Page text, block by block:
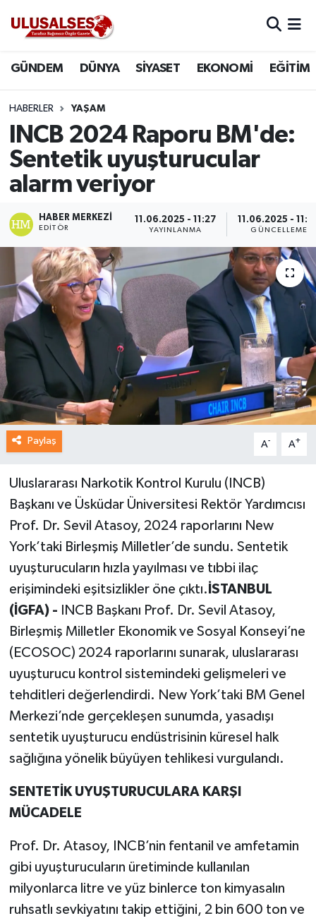
GÜNDEM DÜNYA SİYASET EKONOMİ EĞİTİM
HABERLER YAŞAM
INCB 2024 Raporu BM'de:
Sentetik uyuşturucular
alarm veriyor
HABER MERKEZI
EDITÖR
11.06.2025 - 11:27
YAYINLANMA
11.06.2025 -
GÜNCELLEME
Paylaş A- A+
Uluslararası Narkotik Kontrol Kurulu (INCB)
Başkanı ve Üsküdar Üniversitesi Rektör Yardımcısı
Prof. Dr. Sevil Atasoy, 2024 raporlarını New
York’taki Birleşmiş Milletler’de sundu. Sentetik
uyuşturucuların hızla yayılması ve tıbbi ilaç
erişimindeki eşitsizlikler öne çıktı. İSTANBUL
(İGFA) -
INCB Başkanı Prof. Dr. Sevil Atasoy,
Birleşmiş Milletler Ekonomik ve Sosyal Konseyi’ne
(ECOSOC) 2024 raporlarını sunarak, uluslararası
uyuşturucu kontrol sistemindeki gelişmeleri ve
tehditleri değerlendirdi. New York’taki BM Genel
Merkezi’nde gerçekleşen sunumda, yasadışı
sentetik uyuşturucu endüstrisinin küresel halk
sağlığına yönelik büyüyen tehlikesi vurgulandı.
SENTETİK UYUŞTURUCULARA KARŞI
MÜCADELE
Prof. Dr. Atasoy, INCB’nin fentanil ve amfetamin
gibi uyuşturucuların üretiminde kullanılan
milyonlarca litre ve yüz binlerce ton kimyasalın
ruhsatlı sevkiyatını takip ettiğini, 2 bin 600 ton ve
DÜNYA
SİYASET
EKONOMİ
SAĞLIK
MAGAZİN
SPOR
Trafik Durumu
Süper Lig Puan Durumu ve Fikstür
Tüm Manşetler
Son Dakika Haberleri
Haber Arşivi